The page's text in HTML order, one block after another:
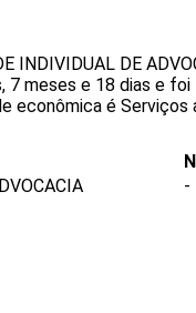
INDIVIDUAL DE
7 meses e 18 dias e
econômica é Serviços
-